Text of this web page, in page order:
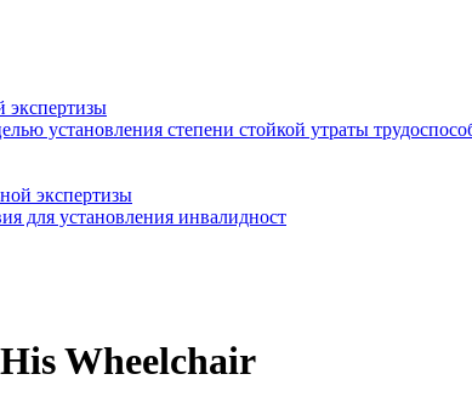
экспертизы
установления степени стойкой утраты
экспертизы
для установления инвалидност
Wheelchair